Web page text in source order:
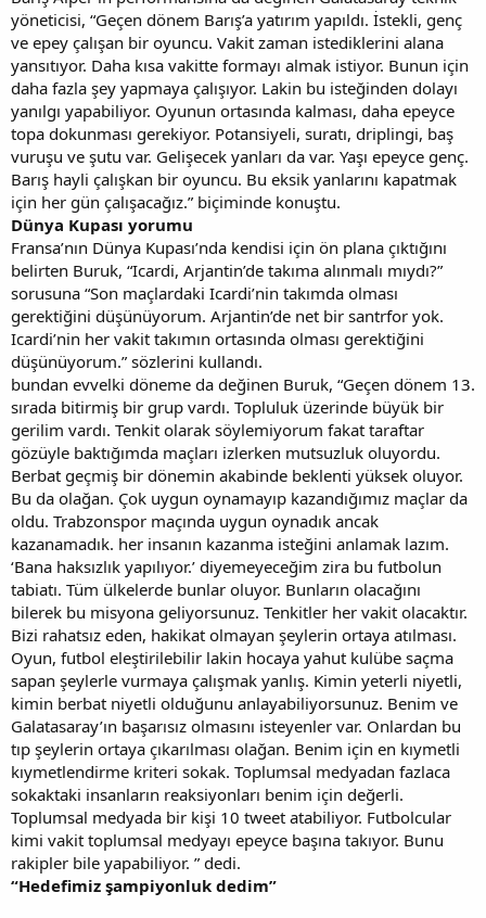
yöneticisi, “Geçen dönem Barış’a yatırım yapıldı. İstekli, genç
ve epey çalışan bir oyuncu. Vakit zaman istediklerini alana
yansıtıyor. Daha kısa vakitte formayı almak istiyor. Bunun için
daha fazla şey yapmaya çalışıyor. Lakin bu isteğinden dolayı
yanılgı yapabiliyor. Oyunun ortasında kalması, daha epeyce
topa dokunması gerekiyor. Potansiyeli, suratı, driplingi, baş
vuruşu ve şutu var. Gelişecek yanları da var. Yaşı epeyce genç.
Barış hayli çalışkan bir oyuncu. Bu eksik yanlarını kapatmak
için her gün çalışacağız.” biçiminde konuştu.
Dünya Kupası yorumu
Fransa’nın Dünya Kupası’nda kendisi için ön plana çıktığını
belirten Buruk, “Icardi, Arjantin’de takıma alınmalı mıydı?”
sorusuna “Son maçlardaki Icardi’nin takımda olması
gerektiğini düşünüyorum. Arjantin’de net bir santrfor yok.
Icardi’nin her vakit takımın ortasında olması gerektiğini
düşünüyorum.” sözlerini kullandı.
bundan evvelki döneme da değinen Buruk, “Geçen dönem 13.
sırada bitirmiş bir grup vardı. Topluluk üzerinde büyük bir
gerilim vardı. Tenkit olarak söylemiyorum fakat taraftar
gözüyle baktığımda maçları izlerken mutsuzluk oluyordu.
Berbat geçmiş bir dönemin akabinde beklenti yüksek oluyor.
Bu da olağan. Çok uygun oynamayıp kazandığımız maçlar da
oldu. Trabzonspor maçında uygun oynadık ancak
kazanamadık. her insanın kazanma isteğini anlamak lazım.
‘Bana haksızlık yapılıyor.’ diyemeyeceğim zira bu futbolun
tabiatı. Tüm ülkelerde bunlar oluyor. Bunların olacağını
bilerek bu misyona geliyorsunuz. Tenkitler her vakit olacaktır.
Bizi rahatsız eden, hakikat olmayan şeylerin ortaya atılması.
Oyun, futbol eleştirilebilir lakin hocaya yahut kulübe saçma
sapan şeylerle vurmaya çalışmak yanlış. Kimin yeterli niyetli,
kimin berbat niyetli olduğunu anlayabiliyorsunuz. Benim ve
Galatasaray’ın başarısız olmasını isteyenler var. Onlardan bu
tıp şeylerin ortaya çıkarılması olağan. Benim için en kıymetli
kıymetlendirme kriteri sokak. Toplumsal medyadan fazlaca
sokaktaki insanların reaksiyonları benim için değerli.
Toplumsal medyada bir kişi 10 tweet atabiliyor. Futbolcular
kimi vakit toplumsal medyayı epeyce başına takıyor. Bunu
rakipler bile yapabiliyor. ” dedi.
“Hedefimiz şampiyonluk dedim”